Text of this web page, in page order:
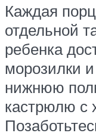
Каждая
отдельной
ребенка
морозилки
нижнюю
кастрюлю с